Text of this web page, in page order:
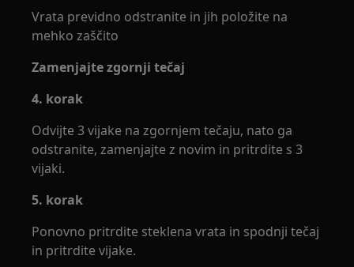
Vrata previdno odstranite in jih položite na
mehko zaščito
Zamenjajte zgornji tečaj
4. korak
Odvijte 3 vijake na zgornjem tečaju, nato ga
odstranite, zamenjajte z novim in pritrdite s 3
vijaki.
5. korak
Ponovno pritrdite steklena vrata in spodnji tečaj
in pritrdite vijake.